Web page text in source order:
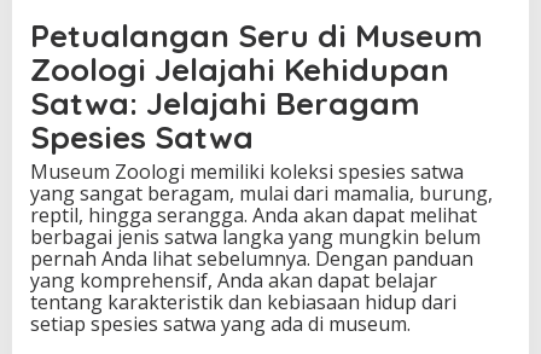
Petualangan Seru di Museum
Zoologi Jelajahi Kehidupan
Satwa: Jelajahi Beragam
Spesies Satwa
Museum Zoologi memiliki koleksi spesies satwa
yang sangat beragam, mulai dari mamalia, burung,
reptil, hingga serangga. Anda akan dapat melihat
berbagai jenis satwa langka yang mungkin belum
pernah Anda lihat sebelumnya. Dengan panduan
yang komprehensif, Anda akan dapat belajar
tentang karakteristik dan kebiasaan hidup dari
setiap spesies satwa yang ada di museum.